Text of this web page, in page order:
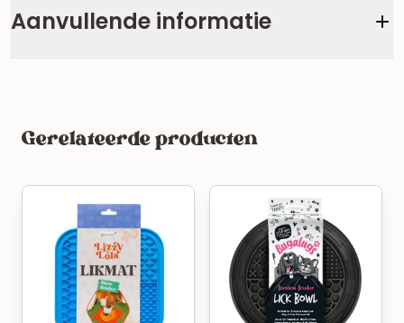
Aanvullende informatie
Gerelateerde producten